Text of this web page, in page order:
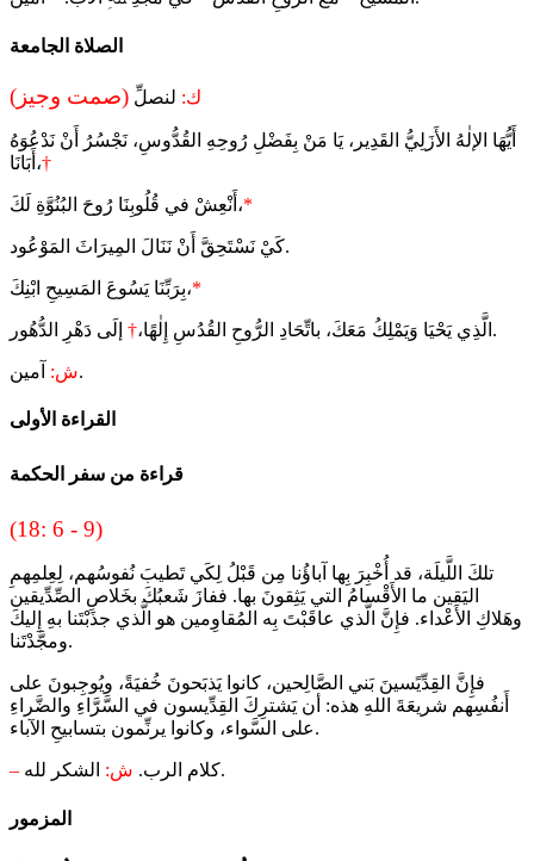
الصلاة الجامعة
ك: لنصلِّ (صمت وجيز)
أَيُّهَا الإلٰهُ الأَزَلِيُّ القَدِير، يَا مَنْ بِفَضْلِ رُوحِهِ القُدُّوسِ، نَجْسُرُ أَنْ نَدْعُوَهُ
أَبَانَا،†
أَنْعِشْ في قُلُوبِنَا رُوحَ البُنُوَّةِ لَكَ،*
كَيْ نَسْتَحِقَّ أَنْ نَنَالَ المِيرَاثَ المَوْعُود.
بِرَبِّنَا يَسُوعَ المَسِيحِ ابْنِكَ،*
الَّذِي يَحْيَا وَيَمْلِكُ مَعَكَ، باتِّحَادِ الرُّوحِ القُدُسِ إِلٰهًا،† إلَى دَهْرِ الدُّهُور.
ش:آمين.
القراءة الأولى
قراءة من سفر الحكمة
(18: 6 - 9)
تلكَ اللَّيلَة، قد أُخْبِرَ بِها آباؤُنا مِن قَبْلُ لِكَي تَطيبَ نُفوسُهم، لِعِلمِهمِ
اليَقين ما الأَقْسامُ التي يَثِقونَ بها. ففازَ شَعبُكَ بخَلاصِ الصِّدِّيقين
وهَلاكِ الأَعْداء. فإِنَّ الَّذي عاقَبْتَ بِه المُقاوِمين هو الَّذي جذَبْتَنا بهِ إِليكَ
ومجَّدْتَنا.
فإِنَّ القِدِّيًسينَ بَني الصَّالِحين، كانوا يَذبَحونَ خُفيَةً، ويُوجِبونَ على
أَنفُسِهم شريعَةَ اللهِ هذه: أن يَشترِكَ القِدِّيسون في السَّرَّاءِ والضَّراءِ
على السَّواء، وكانوا يرنِّمون بتسابيحِ الآباء.
– كلام الرب. ش: الشكر لله.
المزمور